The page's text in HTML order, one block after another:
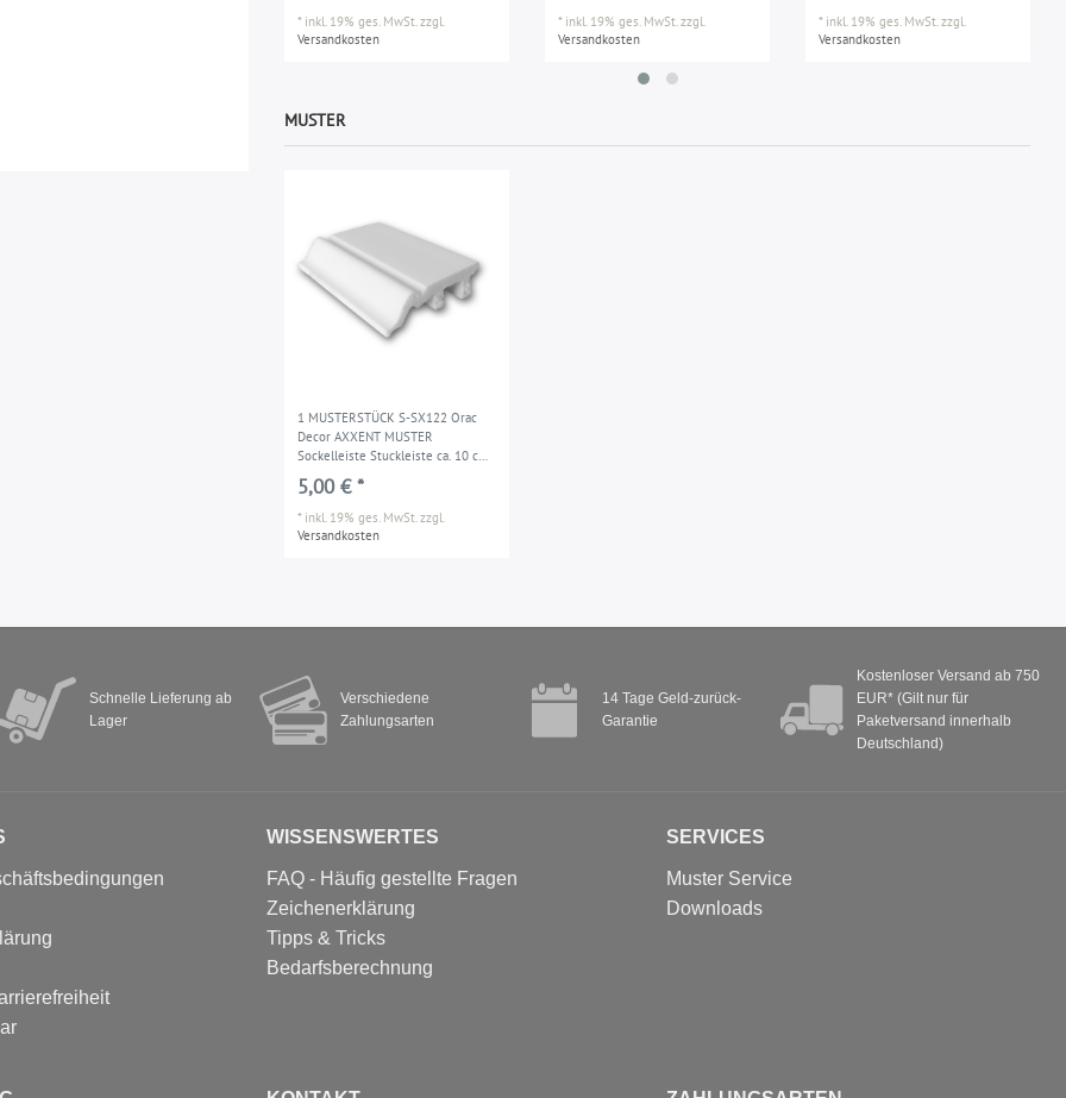
* inkl. 19% ges. MwSt.zzgl.
Versandkosten
* inkl. 19% ges. MwSt.zzgl.
Versandkosten
* inkl. 19% ges. MwSt.zzgl.
Versandkosten
MUSTER
1 MUSTERSTÜCK S-SX122 Orac
Decor AXXENT MUSTER
Sockelleiste Stuckleiste ca. 10 cm
lang
5,00 € *
* inkl. 19% ges. MwSt.zzgl.
Versandkosten
Schnelle Lieferung ab
Lager
Verschiedene
Zahlungsarten
14 Tage Geld-zurück-
Garantie
Kostenloser Versand ab 750
EUR* (Gilt nur für
Paketversand innerhalb
Deutschland)
WISSENSWERTES
FAQ - Häufig gestellte Fragen
Zeichenerklärung
Tipps & Tricks
Bedarfsberechnung
SERVICES
Muster Service
Downloads